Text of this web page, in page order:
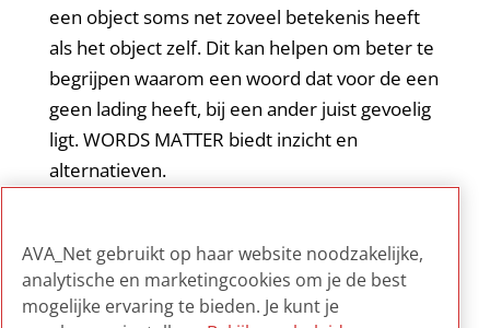
een object soms net zoveel betekenis heeft
als het object zelf. Dit kan helpen om beter te
begrijpen waarom een woord dat voor de een
geen lading heeft, bij een ander juist gevoelig
ligt. WORDS MATTER biedt inzicht en
alternatieven.
het Engels beschikbaar.
AVA_Net gebruikt op haar website noodzakelijke,
analytische en marketingcookies om je de best
mogelijke ervaring te bieden. Je kunt je